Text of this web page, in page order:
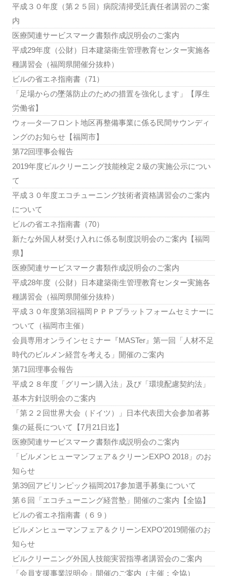
平成３０年度（第２５回）病院清掃受託責任者講習のご案
内
医療関連サービスマーク書類作成説明会のご案内
平成29年度（公財）日本建築衛生管理教育センター実施各
種講習会（福岡県開催分抜粋）
ビルの省エネ指南書（71）
「足場からの墜落防止のための措置を強化します」【厚生
労働省】
ウォ―タ―フロント地区再整備事業に係る民間サウンディ
ングのお知らせ【福岡市】
第72回理事会報告
2019年度ビルクリーニング技能検定２級の実施公示につい
て
平成３０年度エコチューニング技術者資格講習会のご案内
について
ビルの省エネ指南書（70）
新たな外国人材受け入れに係る制度説明会のご案内【福岡
県】
医療関連サービスマーク書類作成説明会のご案内
平成28年度（公財）日本建築衛生管理教育センター実施各
種講習会（福岡県開催分抜粋）
平成３０年度第3回福岡ＰＰＰプラットフォームセミナーに
ついて（福岡市主催）
会員専用オンラインセミナー『MASTer』第一回「人材不足
時代のビルメン経営を考える」開催のご案内
第71回理事会報告
平成２８年度「グリーン購入法」及び「環境配慮契約法」
基本方針説明会のご案内
「第２２回世界大会（ドイツ）」日本代表団大会参加者募
集の延長について【7月21日迄】
医療関連サービスマーク書類作成説明会のご案内
「ビルメンヒューマンフェア＆クリーンEXPO 2018」のお
知らせ
第39回アビリンピック福岡2017参加選手募集について
第６回「エコチューニング経営塾」開催のご案内【全協】
ビルの省エネ指南書（６９）
ビルメンヒューマンフェア＆クリーンEXPO’2019開催のお
知らせ
ビルクリーニング外国人技能実習指導者講習会のご案内
「会員支援事業説明会」開催のご案内（主催：全協）